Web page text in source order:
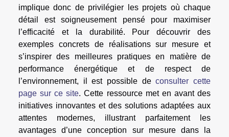
implique donc de privilégier les projets où chaque
détail est soigneusement pensé pour maximiser
l’efficacité et la durabilité. Pour découvrir des
exemples concrets de réalisations sur mesure et
s’inspirer des meilleures pratiques en matière de
performance énergétique et de respect de
l’environnement, il est possible deconsulter cette
page sur ce site. Cette ressource met en avant des
initiatives innovantes et des solutions adaptées aux
attentes modernes, illustrant parfaitement les
avantages d’une conception sur mesure dans la